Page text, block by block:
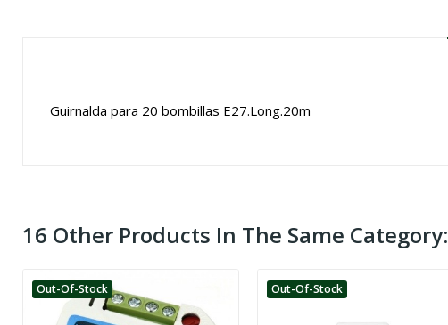
Guirnalda para 20 bombillas E27.Long.20m
16 Other Products In The Same Category:
Out-Of-Stock Out-Of-Stock